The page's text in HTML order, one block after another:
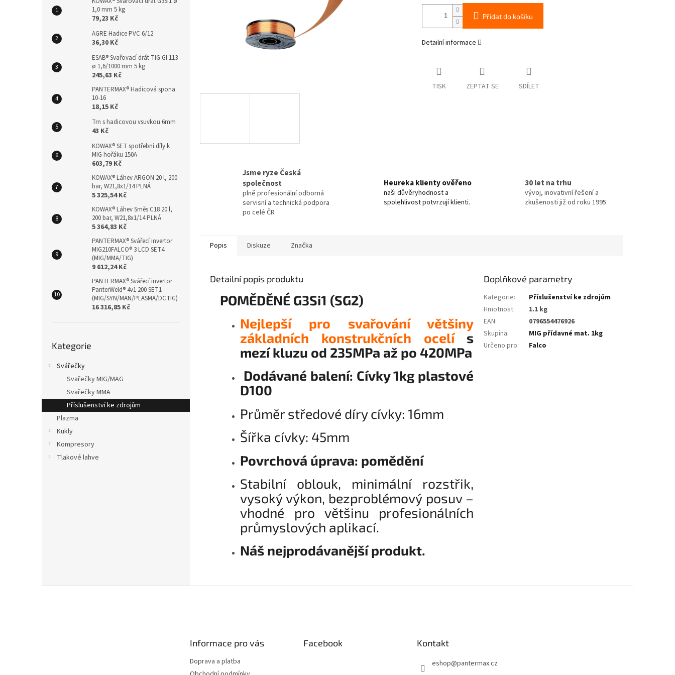
1,0 mm 5 kg
79,23 Kč
AGRE Hadice PVC 6/12
36,30 Kč
ESAB® Svařovací drát TIG GI 113
ø 1,6/1000 mm 5 kg
245,63 Kč
PANTERMAX® Hadicová spona
10-16
18,15 Kč
Trn s hadicovou vsuvkou 6mm
43 Kč
KOWAX® SET spotřební díly k
MIG hořáku 150A
603,79 Kč
KOWAX® Láhev ARGON 20 l, 200
bar, W21,8x1/14 PLNÁ
5 325,54 Kč
KOWAX® Láhev Směs C18 20 l,
200 bar, W21,8x1/14 PLNÁ
5 364,83 Kč
PANTERMAX® Svářecí invertor
MIG210FALCO® 3 LCD SET4
(MIG/MMA/TIG)
9 612,24 Kč
PANTERMAX® Svářecí invertor
PanterWeld® 4v1 200 SET1
(MIG/SYN/MAN/PLASMA/DCTIG)
16 316,85 Kč
kategorie
Kategorie
Svářečky
Svařečky MIG/MAG
Svařečky MMA
Příslušenství ke zdrojům
Plazma
Kukly
Kompresory
Tlakové lahve
Přidat do košíku
Detailní informace
TISK ZEPTAT SE SDÍLET
Jsme ryze Česká
společnost
plně profesionální odborná
servisní a technická podpora
po celé ČR
Heureka klienty ověřeno
naši důvěryhodnost a
spolehlivost potvrzují klienti.
30 let na trhu
vývoj, inovativní řešení a
zkušenosti již od roku 1995
Popis Diskuze Značka
Detailní popis produktu
POMĚDĚNÉ G3Si1 (SG2)
Nejlepší pro svařování většiny
základních konstrukčních ocelí s
mezí kluzu od 235MPa až po 420MPa
Dodávané balení: Cívky 1kg plastové
D100
Průměr středové díry cívky: 16mm
Šířka cívky: 45mm
Povrchová úprava: pomědění
Stabilní oblouk, minimální rozstřik,
vysoký výkon, bezproblémový posuv –
vhodné pro většinu profesionálních
průmyslových aplikací.
Náš nejprodávanější produkt.
Doplňkové parametry
Kategorie:
Příslušenství ke zdrojům
Hmotnost:
1.1 kg
EAN:
0796554476926
Skupina:
MIG přídavné mat. 1kg
Určeno pro: Falco
Informace pro vás
Doprava a platba
Facebook Kontakt
eshop@pantermax.cz